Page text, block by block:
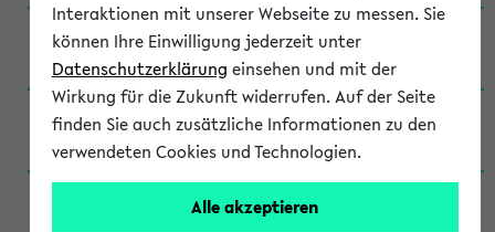
Anglistik: British and American Studies / B.A.
(Einschreibung bis SoSe 2015)
Anglistik: British and American Studies / B.A.
(Einschreibung bis SoSe 2013)
Anglistik: British and American Studies / Ba
(Einschreibung bis SoSe 2011)
Interaktionen mit unserer Webseite zu messen. Sie
können Ihre Einwilligung jederzeit unter
Datenschutzerklärung einsehen und mit der
Wirkung für die Zukunft widerrufen. Auf der Seite
finden Sie auch zusätzliche Informationen zu den
verwendeten Cookies und Technologien.
Alle akzeptieren